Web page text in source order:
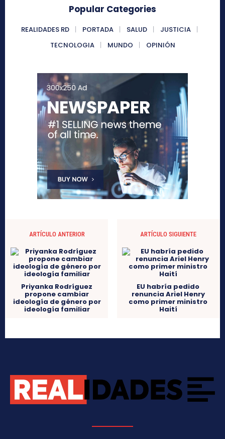
Popular Categories
REALIDADES RD PORTADA SALUD
JUSTICIA
TECNOLOGIA
MUNDO OPINIÓN
ARTÍCULO ANTERIOR
Priyanka Rodríguez
propone cambiar
ideología de género por
ideología familiar
ARTÍCULO SIGUIENTE
EU habría pedido
renuncia Ariel Henry
como primer ministro
Haití